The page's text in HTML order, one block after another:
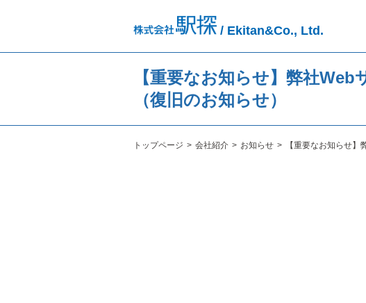
/ Ekitan&Co., Ltd.
【重要なお知らせ】弊社
（復旧のお知らせ）
トップページ 会社紹介 お知らせ 【重要なお知らせ